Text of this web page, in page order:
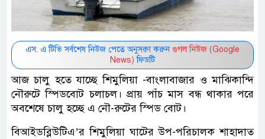
এস. এ টিভি সর্বশেষ নিউজ পেতে অনুসরণ করুন গুগল নিউজ (Google
News) ফিডটি
আজ চালু হতে যাচ্ছে শিমুলিয়া -বাংলাবাজার ও মাঝিকান্দি
নৌরুটে স্পিডবোট চলাচল। প্রায় পাঁচ মাস বন্ধ থাকার পরে
অবশেষে চালু হচ্ছে এ নৌ-রুটের স্পিড বোট।
বিআইডব্লিউটিএ’র শিমুলিয়া ঘাটের উপ-পরিচালক শাহাদাত